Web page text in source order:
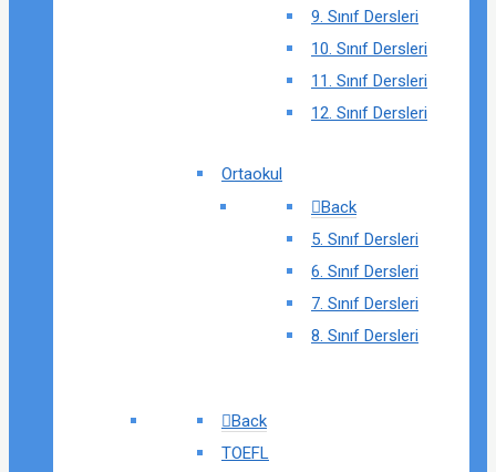
9. Sınıf Dersleri
10. Sınıf Dersleri
11. Sınıf Dersleri
12. Sınıf Dersleri
Ortaokul
Back
5. Sınıf Dersleri
6. Sınıf Dersleri
7. Sınıf Dersleri
8. Sınıf Dersleri
Back
TOEFL